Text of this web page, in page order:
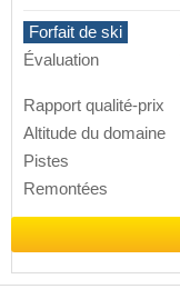
Forfait de ski
Évaluation
Rapport qualité-prix
Altitude du domaine
Pistes
Remontées